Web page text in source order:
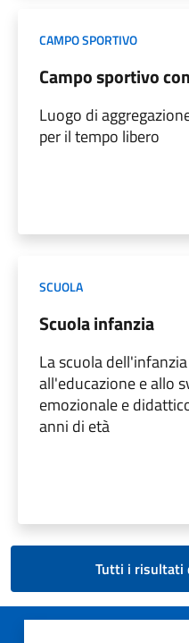
CAMPO SPORTIVO
Campo sportivo
Luogo di
per il tempo libero
SCUOLA
Scuola infanzia
La scuola
all'educazione e allo
emozionale e
anni di età
Tutti i risultati